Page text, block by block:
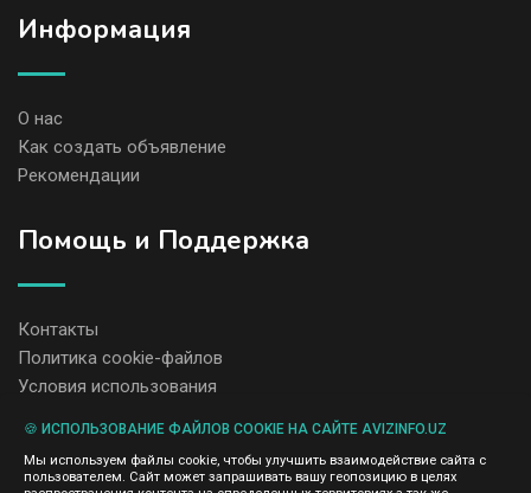
Информация
О нас
Как создать объявление
Рекомендации
Помощь и Поддержка
Контакты
Политика cookie-файлов
Условия использования
содержание размещенных объявлений.
Мы ценим конфиденциальность наших пользователей. Мы не
🍪 ИСПОЛЬЗОВАНИЕ ФАЙЛОВ COOKIE НА САЙТЕ AVIZINFO.UZ
Мы используем файлы cookie, чтобы улучшить взаимодействие сайта с
пользователем. Сайт может запрашивать вашу геопозицию в целях